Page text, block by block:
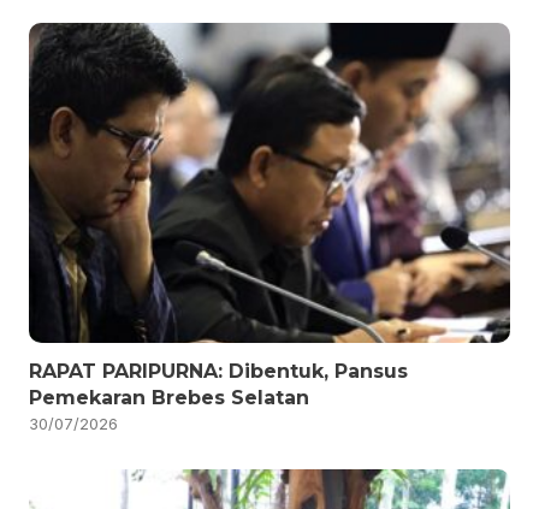
RAPAT PARIPURNA: Dibentuk, Pansus
Pemekaran Brebes Selatan
30/07/2026